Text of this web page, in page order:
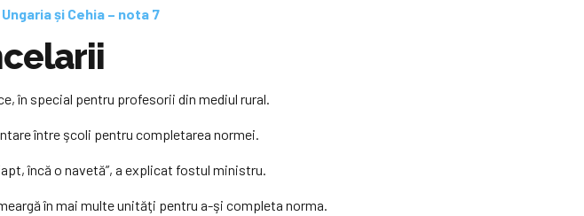
și Cehia – nota 7
în special pentru profesorii din mediul rural.
între şcoli pentru completarea normei.
încă o navetă”, a explicat fostul ministru.
în mai multe unităţi pentru a-şi completa norma.